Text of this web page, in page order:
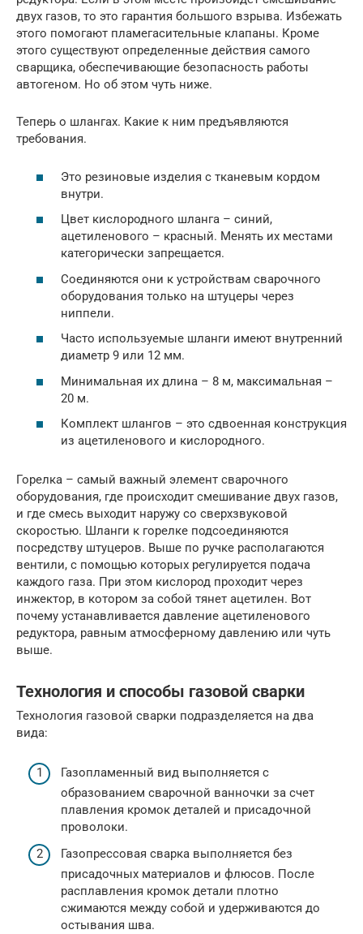
двух газов, то это гарантия большого взрыва. Избежать
этого помогают пламегасительные клапаны. Кроме
этого существуют определенные действия самого
сварщика, обеспечивающие безопасность работы
автогеном. Но об этом чуть ниже.
Теперь о шлангах. Какие к ним предъявляются
требования.
Это резиновые изделия с тканевым кордом
внутри.
Цвет кислородного шланга – синий,
ацетиленового – красный. Менять их местами
категорически запрещается.
Соединяются они к устройствам сварочного
оборудования только на штуцеры через
ниппели.
Часто используемые шланги имеют внутренний
диаметр 9 или 12 мм.
Минимальная их длина – 8 м, максимальная –
20 м.
Комплект шлангов – это сдвоенная конструкция
из ацетиленового и кислородного.
Горелка – самый важный элемент сварочного
оборудования, где происходит смешивание двух газов,
и где смесь выходит наружу со сверхзвуковой
скоростью. Шланги к горелке подсоединяются
посредству штуцеров. Выше по ручке располагаются
вентили, с помощью которых регулируется подача
каждого газа. При этом кислород проходит через
инжектор, в котором за собой тянет ацетилен. Вот
почему устанавливается давление ацетиленового
редуктора, равным атмосферному давлению или чуть
выше.
Технология и способы газовой сварки
Технология газовой сварки подразделяется на два
вида:
Газопламенный вид выполняется с
образованием сварочной ванночки за счет
плавления кромок деталей и присадочной
проволоки.
Газопрессовая сварка выполняется без
присадочных материалов и флюсов. После
расплавления кромок детали плотно
сжимаются между собой и удерживаются до
остывания шва.